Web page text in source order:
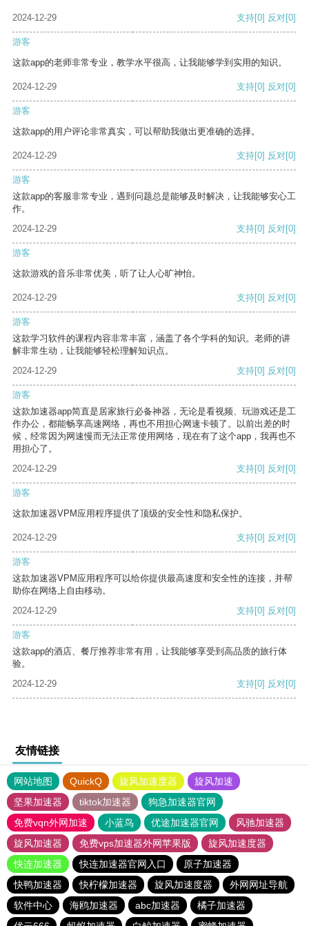
2024-12-29 支持[0] 反对[0]
游客
这款app的老师非常专业，教学水平很高，让我能够学到实用的知识。
2024-12-29 支持[0] 反对[0]
游客
这款app的用户评论非常真实，可以帮助我做出更准确的选择。
2024-12-29 支持[0] 反对[0]
游客
这款app的客服非常专业，遇到问题总是能够及时解决，让我能够安心工
作。
2024-12-29
支持[0] 反对[0]
游客
这款游戏的音乐非常优美，听了让人心旷神怡。
2024-12-29 支持[0] 反对[0]
游客
这款学习软件的课程内容非常丰富，涵盖了各个学科的知识。老师的讲
解非常生动，让我能够轻松理解知识点。
2024-12-29
支持[0] 反对[0]
游客
这款加速器app简直是居家旅行必备神器，无论是看视频、玩游戏还是工
作办公，都能畅享高速网络，再也不用担心网速卡顿了。以前出差的时
候，经常因为网速慢而无法正常使用网络，现在有了这个app，我再也不
用担心了。
2024-12-29
支持[0] 反对[0]
游客
这款加速器VPM应用程序提供了顶级的安全性和隐私保护。
2024-12-29 支持[0] 反对[0]
游客
这款加速器VPM应用程序可以给你提供最高速度和安全性的连接，并帮
助你在网络上自由移动。
2024-12-29
支持[0] 反对[0]
游客
这款app的酒店、餐厅推荐非常有用，让我能够享受到高品质的旅行体
验。
2024-12-29
支持[0] 反对[0]
友情链接
网站地图 QuickQ 旋风加速度器
旋风加速
坚果加速器
tiktok加速器
狗急加速器官网
免费vqn外网加速
小蓝鸟 优途加速器官网
风驰加速器
旋风加速器
免费vps加速器外网苹果版
旋风加速度器
快连加速器
快连加速器官网入口
原子加速器
快鸭加速器
快柠檬加速器 旋风加速度器
外网网址导航
软件中心
海鸥加速器 abc加速器
橘子加速器